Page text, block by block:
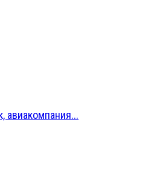
авиакомпания...